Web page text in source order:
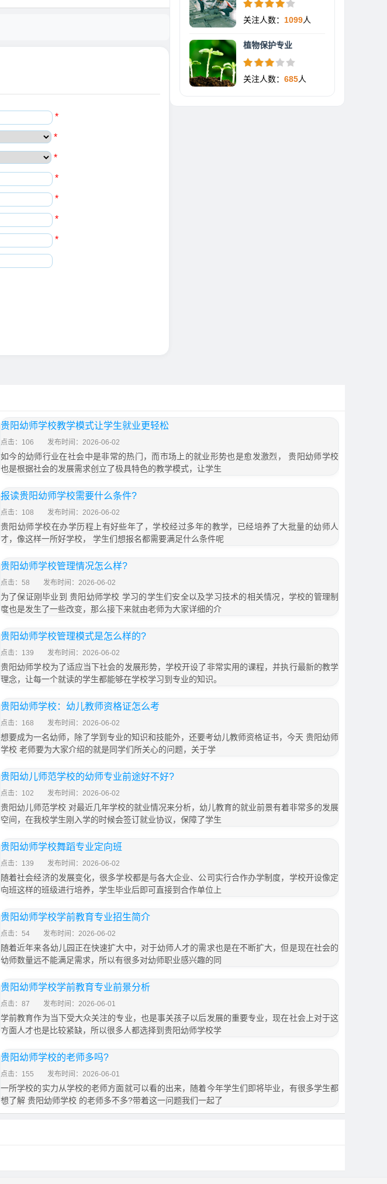
*
*
*
*
*
*
*
关注人数： 1099人
植物保护专业
关注人数： 685人
贵阳幼师学校教学模式让学生就业更轻松
点击：106 发布时间：2026-06-02
如今的幼师行业在社会中是非常的热门，而市场上的就业形势也是愈发激烈， 贵阳幼师学校
也是根据社会的发展需求创立了极具特色的教学模式，让学生
报读贵阳幼师学校需要什么条件?
点击：108 发布时间：2026-06-02
贵阳幼师学校在办学历程上有好些年了，学校经过多年的教学，已经培养了大批量的幼师人
才，像这样一所好学校， 学生们想报名都需要满足什么条件呢
贵阳幼师学校管理情况怎么样?
点击：58 发布时间：2026-06-02
为了保证刚毕业到 贵阳幼师学校 学习的学生们安全以及学习技术的相关情况，学校的管理制
度也是发生了一些改变，那么接下来就由老师为大家详细的介
贵阳幼师学校管理模式是怎么样的?
点击：139 发布时间：2026-06-02
贵阳幼师学校为了适应当下社会的发展形势，学校开设了非常实用的课程，并执行最新的教学
理念，让每一个就读的学生都能够在学校学习到专业的知识。
贵阳幼师学校：幼儿教师资格证怎么考
点击：168 发布时间：2026-06-02
想要成为一名幼师，除了学到专业的知识和技能外，还要考幼儿教师资格证书，今天 贵阳幼师
学校 老师要为大家介绍的就是同学们所关心的问题，关于学
贵阳幼儿师范学校的幼师专业前途好不好?
点击：102 发布时间：2026-06-02
贵阳幼儿师范学校 对最近几年学校的就业情况来分析，幼儿教育的就业前景有着非常多的发展
空间，在我校学生刚入学的时候会签订就业协议，保障了学生
贵阳幼师学校舞蹈专业定向班
点击：139 发布时间：2026-06-02
随着社会经济的发展变化，很多学校都是与各大企业、公司实行合作办学制度，学校开设像定
向班这样的班级进行培养，学生毕业后即可直接到合作单位上
贵阳幼师学校学前教育专业招生简介
点击：54 发布时间：2026-06-02
随着近年来各幼儿园正在快速扩大中，对于幼师人才的需求也是在不断扩大，但是现在社会的
幼师数量远不能满足需求，所以有很多对幼师职业感兴趣的同
贵阳幼师学校学前教育专业前景分析
点击：87 发布时间：2026-06-01
学前教育作为当下受大众关注的专业，也是事关孩子以后发展的重要专业，现在社会上对于这
方面人才也是比较紧缺，所以很多人都选择到贵阳幼师学校学
贵阳幼师学校的老师多吗?
点击：155 发布时间：2026-06-01
一所学校的实力从学校的老师方面就可以看的出来，随着今年学生们即将毕业，有很多学生都
想了解 贵阳幼师学校 的老师多不多?带着这一问题我们一起了